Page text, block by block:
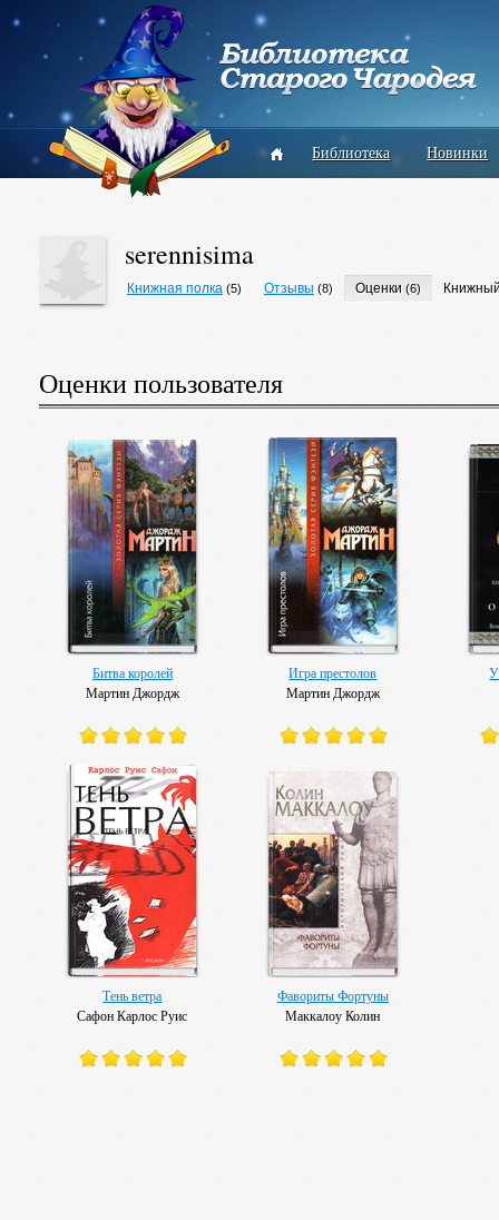
Библиотека Новинки
serennisima
Книжная полка (5) Отзывы (8) Оценки (6)
Оценки пользователя
Битва королей
Мартин Джордж
Игра престолов
Мартин Джордж
Тень ветра
Сафон Карлос Руис
Фавориты Фортуны
Маккалоу Колин